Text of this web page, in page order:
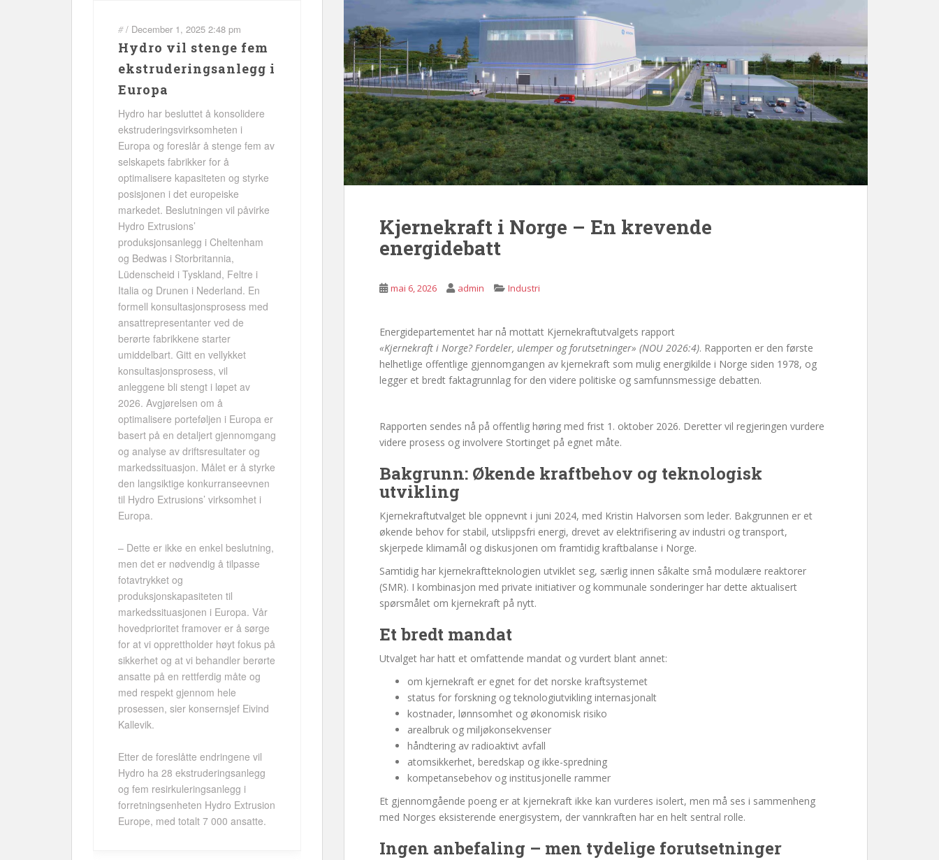
Kjernekraft i Norge – En krevende
energidebatt
mai 6, 2026 admin Industri
Energidepartementet har nå mottatt Kjernekraftutvalgets rapport
«Kjernekraft i Norge? Fordeler, ulemper og forutsetninger» (NOU 2026:4). Rapporten er den første
helhetlige offentlige gjennomgangen av kjernekraft som mulig energikilde i Norge siden 1978, og
legger et bredt faktagrunnlag for den videre politiske og samfunnsmessige debatten.
Rapporten sendes nå på offentlig høring med frist 1. oktober 2026. Deretter vil regjeringen vurdere
videre prosess og involvere Stortinget på egnet måte.
Bakgrunn: Økende kraftbehov og teknologisk
utvikling
Kjernekraftutvalget ble oppnevnt i juni 2024, med Kristin Halvorsen som leder. Bakgrunnen er et
økende behov for stabil, utslippsfri energi, drevet av elektrifisering av industri og transport,
skjerpede klimamål og diskusjonen om framtidig kraftbalanse i Norge.
Samtidig har kjernekraftteknologien utviklet seg, særlig innen såkalte små modulære reaktorer
(SMR). I kombinasjon med private initiativer og kommunale sonderinger har dette aktualisert
spørsmålet om kjernekraft på nytt.
Et bredt mandat
Utvalget har hatt et omfattende mandat og vurdert blant annet:
om kjernekraft er egnet for det norske kraftsystemet
status for forskning og teknologiutvikling internasjonalt
kostnader, lønnsomhet og økonomisk risiko
arealbruk og miljøkonsekvenser
håndtering av radioaktivt avfall
atomsikkerhet, beredskap og ikke-spredning
kompetansebehov og institusjonelle rammer
Et gjennomgående poeng er at kjernekraft ikke kan vurderes isolert, men må ses i sammenheng
med Norges eksisterende energisystem, der vannkraften har en helt sentral rolle.
Ingen anbefaling – men tydelige forutsetninger
#/ December 1, 2025 2:48 pm
Hydro vil stenge fem
ekstruderingsanlegg i
Europa
Hydro har besluttet å konsolidere
ekstruderingsvirksomheten i
Europa og foreslår å stenge fem av
selskapets fabrikker for å
optimalisere kapasiteten og styrke
posisjonen i det europeiske
markedet. Beslutningen vil påvirke
Hydro Extrusions’
produksjonsanlegg i Cheltenham
og Bedwas i Storbritannia,
Lüdenscheid i Tyskland, Feltre i
Italia og Drunen i Nederland. En
formell konsultasjonsprosess med
ansattrepresentanter ved de
berørte fabrikkene starter
umiddelbart. Gitt en vellykket
konsultasjonsprosess, vil
anleggene bli stengt i løpet av
2026. Avgjørelsen om å
optimalisere porteføljen i Europa er
basert på en detaljert gjennomgang
og analyse av driftsresultater og
markedssituasjon. Målet er å styrke
den langsiktige konkurranseevnen
til Hydro Extrusions’ virksomhet i
Europa.
– Dette er ikke en enkel beslutning,
men det er nødvendig å tilpasse
fotavtrykket og
produksjonskapasiteten til
markedssituasjonen i Europa. Vår
hovedprioritet framover er å sørge
for at vi opprettholder høyt fokus på
sikkerhet og at vi behandler berørte
ansatte på en rettferdig måte og
med respekt gjennom hele
prosessen, sier konsernsjef Eivind
Kallevik.
Etter de foreslåtte endringene vil
Hydro ha 28 ekstruderingsanlegg
og fem resirkuleringsanlegg i
forretningsenheten Hydro Extrusion
Europe, med totalt 7 000 ansatte.